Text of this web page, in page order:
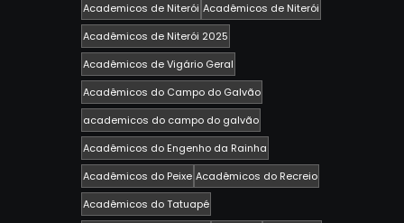
Academicos de Niterói Acadêmicos de Niterói
Acadêmicos de Niterói 2025
Acadêmicos de Vigário Geral
Acadêmicos do Campo do Galvão
academicos do campo do galvão
Acadêmicos do Engenho da Rainha
Acadêmicos do Peixe Acadêmicos do Recreio
Acadêmicos do Tatuapé